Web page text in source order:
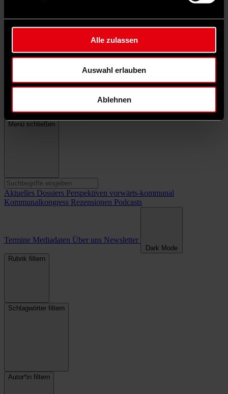
Alle zulassen
Auswahl erlauben
Ablehnen
Menü schließen
Aktuelles Dossiers Perspektiven vorwärts-kommunal
Kommunalkongress Rezensionen Podcasts
Termine Mediadaten Über uns Newsletter
Dark Mode
Rubrik filtern
Schlagwörter filtern
Autor*in filtern